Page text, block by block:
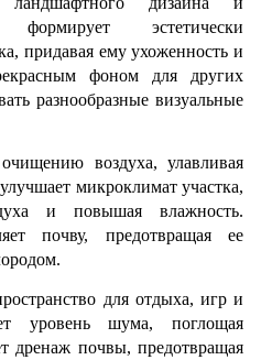
эстетически
придавая ему ухоженность и
фоном для других
разнообразные визуальные
воздуха, улавливая
микроклимат участка,
и повышая влажность.
почву, предотвращая ее
для отдыха, игр и
уровень шума, поглощая
дренаж почвы, предотвращая